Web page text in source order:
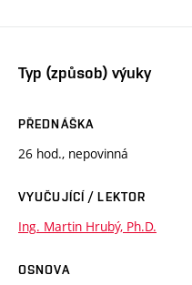
Typ (způsob) výuky
PŘEDNÁŠKA
26 hod., nepovinná
VYUČUJÍCÍ / LEKTOR
Ing. Martin Hrubý, Ph.D.
OSNOVA